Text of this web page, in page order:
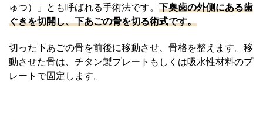
ゅつ）」とも呼ばれる手術法です。 下奥歯の外側にある歯
ぐきを切開し、下あごの骨を切る術式です。
切った下あごの骨を前後に移動させ、骨格を整えます。移
動させた骨は、チタン製プレートもしくは吸水性材料のプ
レートで固定します。